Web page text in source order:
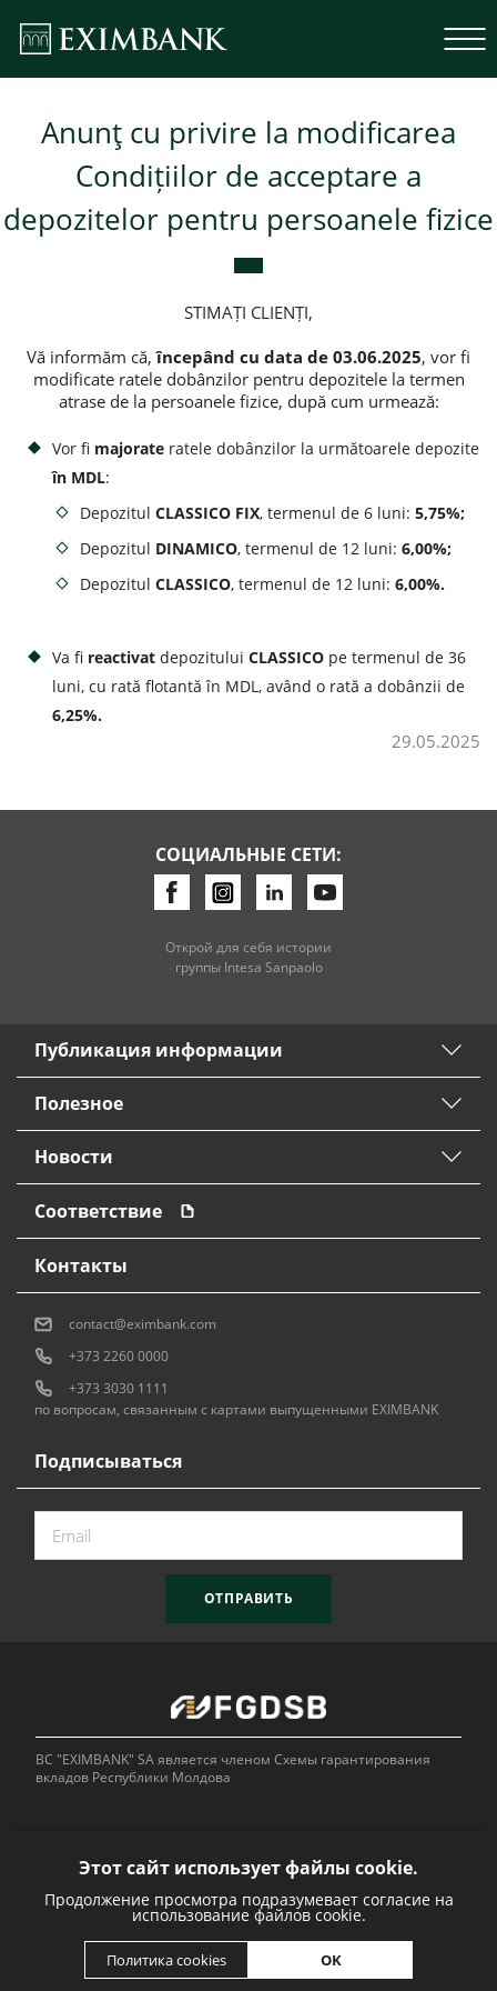
Потребительские кредиты
Ипотечные кредиты
Anunţ cu privire la modificarea
Condițiilor de acceptare a
depozitelor pentru persoanele fizice
STIMAȚI CLIENȚI,
Vă informăm că,începând cu data de 03.06.2025, vor fi
modificate ratele dobânzilor pentru depozitele la termen
atrase de la persoanele fizice, după cum urmează:
Vor fi majorate ratele dobânzilor la următoarele depozite
în MDL:
Depozitul CLASSICO FIX, termenul de 6 luni: 5,75%;
Depozitul DINAMICO, termenul de 12 luni: 6,00%;
Depozitul CLASSICO, termenul de 12 luni: 6,00%.
Va fi reactivat depozitului CLASSICO pe termenul de 36
luni, cu rată flotantă în MDL, având o rată a dobânzii de
6,25%.
29.05.2025
СОЦИАЛЬНЫЕ СЕТИ:
Открой для себя истории
группы Intesa Sanpaolo
Публикация информации
Полезное
Новости
Соответствие
Подписываться
ОТПРАВИТЬ
Контакты
contact@eximbank.com
+373 2260 0000
+373 3030 1111
по вопросам, связанным с картами выпущенными EXIMBANK
BC "EXIMBANK" SA является членом Схемы гарантирования
вкладов Республики Молдова
Bank of
Developed by:
Этот сайт использует файлы cookie.
Продолжение просмотра подразумевает согласие на
использование файлов cookie.
Политика cookies OK